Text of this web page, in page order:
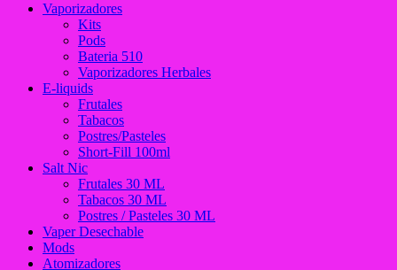
Vaporizadores
Kits
Pods
Bateria 510
Vaporizadores Herbales
E-liquids
Frutales
Tabacos
Postres/Pasteles
Short-Fill 100ml
Salt Nic
Frutales 30 ML
Tabacos 30 ML
Postres / Pasteles 30 ML
Vaper Desechable
Mods
Atomizadores